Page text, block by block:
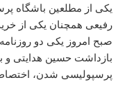
یکی از مطلعین باشگاه
رفیعی همچنان یکی از
صبح امروز یکی دو
بازداشت حسین هدایتی و
پرسپولیسی شدن،